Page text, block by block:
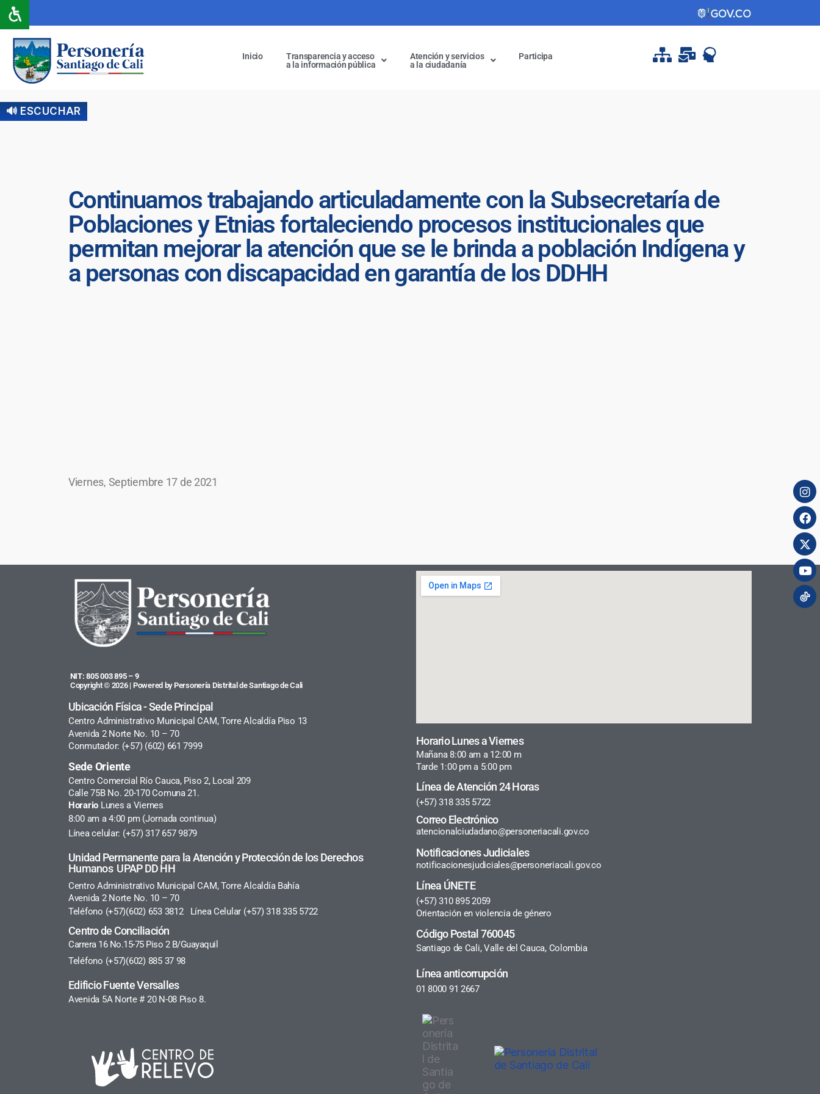
Inicio
Transparencia y acceso
a la información pública
Atención y servicios
a la ciudadanía
Participa
🔊 ESCUCHAR
Continuamos trabajando articuladamente con la Subsecretaría de
Poblaciones y Etnias fortaleciendo procesos institucionales que
permitan mejorar la atención que se le brinda a población Indígena y
a personas con discapacidad en garantía de los DDHH
Viernes, Septiembre 17 de 2021
NIT: 805 003 895 – 9
Copyright © 2026 | Powered by Personería Distrital de Santiago de Cali
Ubicación Física - Sede Principal
Centro Administrativo Municipal CAM, Torre Alcaldía Piso 13
Avenida 2 Norte No. 10 – 70
Conmutador: (+57) (602) 661 7999
Sede Oriente
Centro Comercial Río Cauca, Piso 2, Local 209
Calle 75B No. 20-170 Comuna 21.
Horario Lunes a Viernes
8:00 am a 4:00 pm (Jornada continua)
Línea celular: (+57) 317 657 9879
Unidad Permanente para la Atención y Protección de los Derechos
Humanos UPAP DD HH
Centro Administrativo Municipal CAM, Torre Alcaldía Bahía
Avenida 2 Norte No. 10 – 70
Teléfono (+57)(602) 653 3812 Línea Celular (+57) 318 335 5722
Centro de Conciliación
Carrera 16 No.15-75 Piso 2 B/Guayaquil
Teléfono (+57)(602) 885 37 98
Edificio Fuente Versalles
Avenida 5A Norte # 20 N-08 Piso 8.
Horario Lunes a Viernes
Mañana 8:00 am a 12:00 m
Tarde 1:00 pm a 5:00 pm
Línea de Atención 24 Horas
(+57) 318 335 5722
Correo Electrónico
atencionalciudadano@personeriacali.gov.co
Notificaciones Judiciales
notificacionesjudiciales@personeriacali.gov.co
Línea ÚNETE
(+57) 310 895 2059
Orientación en violencia de género
Código Postal 760045
Santiago de Cali, Valle del Cauca, Colombia
Línea anticorrupción
01 8000 91 2667